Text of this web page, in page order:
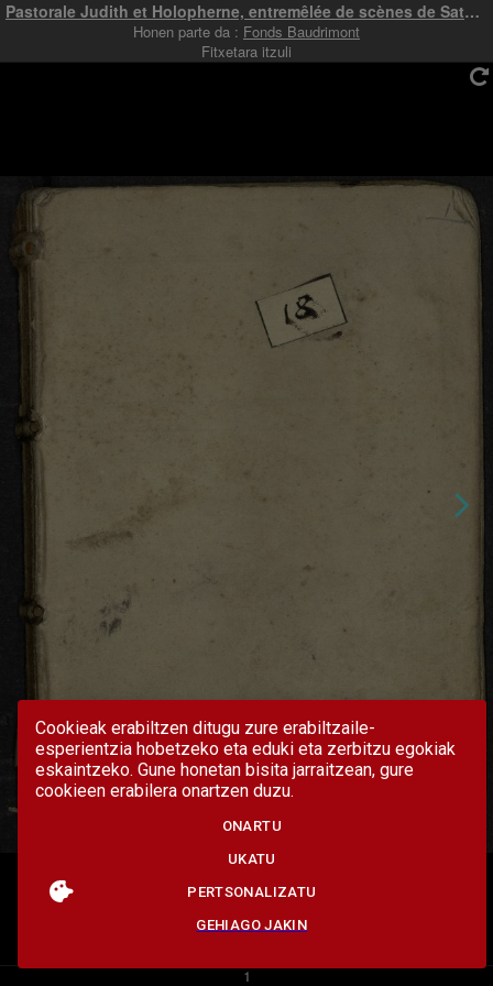
Cookieak erabiltzen ditugu zure erabiltzaile-
esperientzia hobetzeko eta eduki eta zerbitzu egokiak
eskaintzeko. Gune honetan bisita jarraitzean, gure
cookieen erabilera onartzen duzu.
ONARTU
UKATU
PERTSONALIZATU
GEHIAGO JAKIN